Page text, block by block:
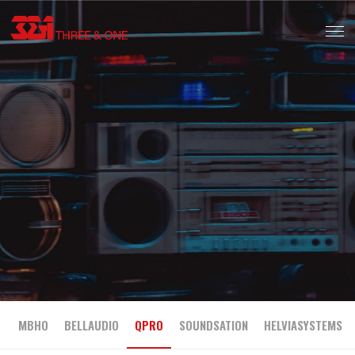
MBHO BELLAUDIO QPRO SOUNDSATION HELVIASYSTEMS